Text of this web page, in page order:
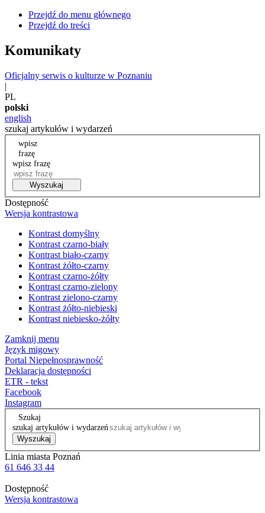
Przejdź do menu głównego
Przejdź do treści
Komunikaty
Oficjalny serwis o kulturze w Poznaniu
|
PL
polski
english
szukaj artykułów i wydarzeń
wpisz
frazę
wpisz frazę
Wyszukaj
Dostępność
Wersja kontrastowa
Kontrast domyślny
Kontrast czarno-biały
Kontrast biało-czarny
Kontrast żółto-czarny
Kontrast czarno-żółty
Kontrast czarno-zielony
Kontrast zielono-czarny
Kontrast żółto-niebieski
Kontrast niebiesko-żółty
Zamknij menu
Język migowy
Portal Niepełnosprawność
Deklaracja dostępności
ETR - tekst
Facebook
Instagram
Szukaj
szukaj artykułów i wydarzeń
Wyszukaj
Linia miasta Poznań
61 646 33 44
Dostępność
Wersja kontrastowa